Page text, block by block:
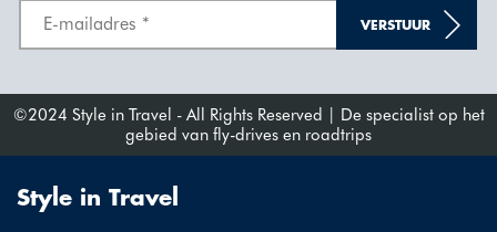
VERSTUUR
©2024 Style in Travel - All Rights Reserved | De specialist op het
gebied van fly-drives en roadtrips
Style in Travel